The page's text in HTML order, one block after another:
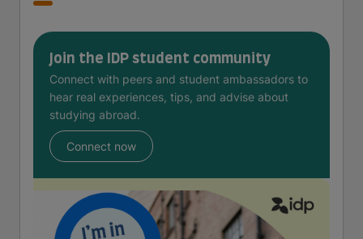
Join the IDP student community
Connect with peers and student ambassadors to
hear real experiences, tips, and advise about
studying abroad.
Connect now